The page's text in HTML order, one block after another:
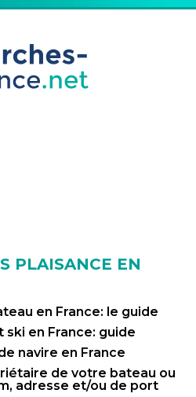
PLAISANCE EN
en France: le guide
en France: guide
navire en France
de votre bateau ou
adresse et/ou de port